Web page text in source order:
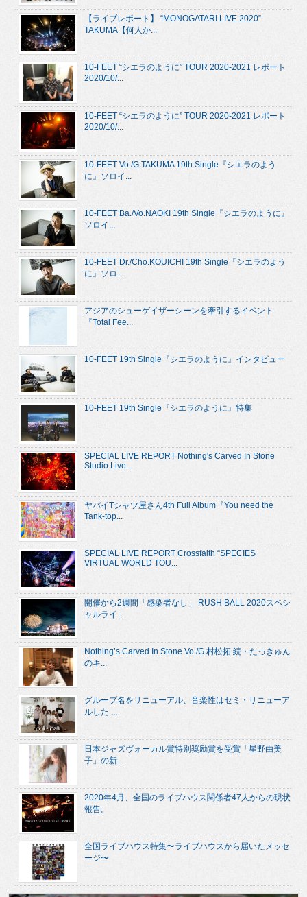
【ライブレポート】 “MONOGATARI LIVE 2020”
TAKUMA【何人か...
10-FEET “シエラのように” TOUR 2020-2021 レポート
2020/10/...
10-FEET “シエラのように” TOUR 2020-2021 レポート
2020/10/...
10-FEET Vo./G.TAKUMA 19th Single『シエラのよう
に』ソロイ...
10-FEET Ba./Vo.NAOKI 19th Single『シエラのように』
ソロイ...
10-FEET Dr./Cho.KOUICHI 19th Single『シエラのよう
に』ソロ...
アジアのシューゲイザーシーンを牽引するイベント
『Total Fee...
10-FEET 19th Single『シエラのように』インタビュー
10-FEET 19th Single『シエラのように』特集
SPECIAL LIVE REPORT Nothing's Carved In Stone
Studio Live...
ヤバイTシャツ屋さん4th Full Album『You need the
Tank-top...
SPECIAL LIVE REPORT Crossfaith “SPECIES
VIRTUAL WORLD TOU...
開催から2週間「感染者なし」 RUSH BALL 2020スペシ
ャルライ...
Nothing’s Carved In Stone Vo./G.村松拓 続・たっきゅん
のキ...
グループ名をリニューアル、音楽性はセミ・リニューア
ルした ...
日本ジャズヴォーカル賞特別奨励賞を受賞「星野由美
子」の新...
2020年4月、全国のライブハウス関係者47人からの現状
報告。
全国ライブハウス特集〜ライブハウスから届いたメッセ
ージ〜